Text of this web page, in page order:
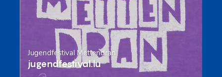
Jugendfestival Mëttendran
jugendfestival.lu